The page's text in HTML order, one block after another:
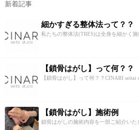
新着記事
細かすぎる整体法って？？
私たちの整体法(TRES)は全身を細かく施
【鎖骨はがし】って何？？
【鎖骨はがし】って何？？CINARI seitai
【鎖骨はがし】施術例
鎖骨はがしの施術内容を一部ご紹介いた